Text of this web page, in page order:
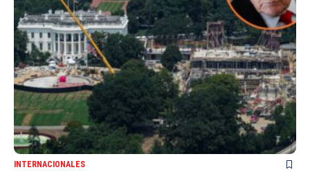
INTERNACIONALES